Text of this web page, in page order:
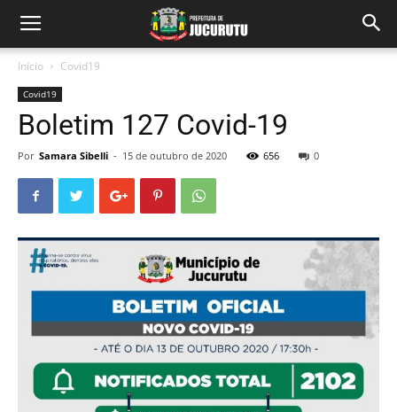
Início Covid19
Covid19
Boletim 127 Covid-19
Por Samara Sibelli - 15 de outubro de 2020 656 0